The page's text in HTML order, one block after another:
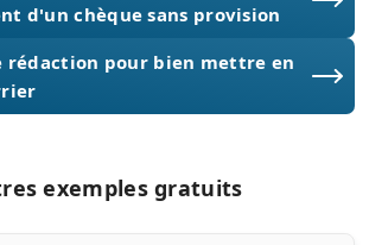
d'un chèque sans provision
rédaction pour bien mettre en
exemples gratuits